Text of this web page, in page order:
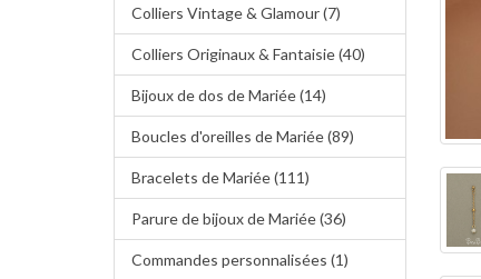
Colliers Vintage & Glamour (7)
Colliers Originaux & Fantaisie (40)
Bijoux de dos de Mariée (14)
Boucles d'oreilles de Mariée (89)
Bracelets de Mariée (111)
Parure de bijoux de Mariée (36)
Commandes personnalisées (1)